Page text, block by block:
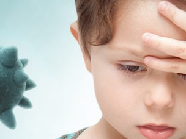
能について学びたい
について学びたい
ついて学びたい
災）に強い家にしたい
・湿度管理を学びたい